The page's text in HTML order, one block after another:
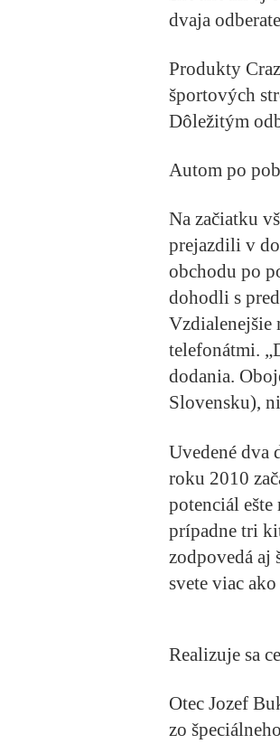
dvaja
Produkty
športových
Dôležitým
Autom po
Na začiatku
prejazdili v
obchodu po
dohodli s
Vzdialenejšie
telefonátmi.
dodania.
Slovensku),
Uvedené
roku 2010
potenciál
prípadne tri
zodpovedá aj
svete viac
Realizuje sa
Otec Jozef
zo